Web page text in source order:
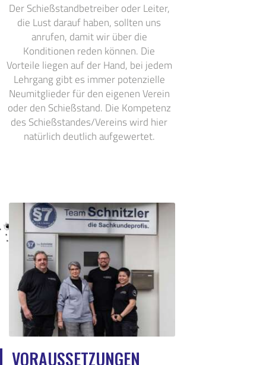
Der Schießstandbetreiber oder Leiter,
die Lust darauf haben, sollten uns
anrufen, damit wir über die
Konditionen reden können. Die
Vorteile liegen auf der Hand, bei jedem
Lehrgang gibt es immer potenzielle
Neumitglieder für den eigenen Verein
oder den Schießstand. Die Kompetenz
des Schießstandes/Vereins wird hier
natürlich deutlich aufgewertet.
VORAUSSETZUNGEN